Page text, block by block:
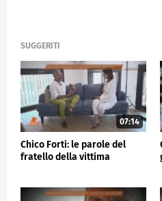
SUGGERITI
07:14
Chico Forti: le parole del
fratello della vittima